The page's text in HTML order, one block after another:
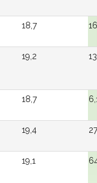
18,7
19,2
18,7
19,4
19,1